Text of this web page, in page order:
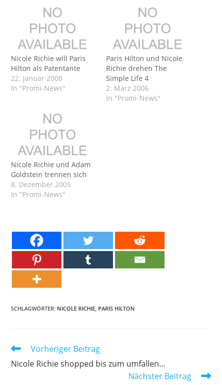
Nicole Richie will Paris
Hilton als Patentante
22. Januar 2008
In "Promi-News"
Paris Hilton und Nicole
Richie drehen The
Simple Life 4
2. März 2006
In "Promi-News"
Nicole Richie und Adam
Goldstein trennen sich
8. Dezember 2005
In "Promi-News"
SCHLAGWÖRTER: NICOLE RICHIE, PARIS HILTON
Weitere
ansehen
Vorheriger Beitrag
Nicole Richie shopped bis zum umfallen…
Nächster Beitrag